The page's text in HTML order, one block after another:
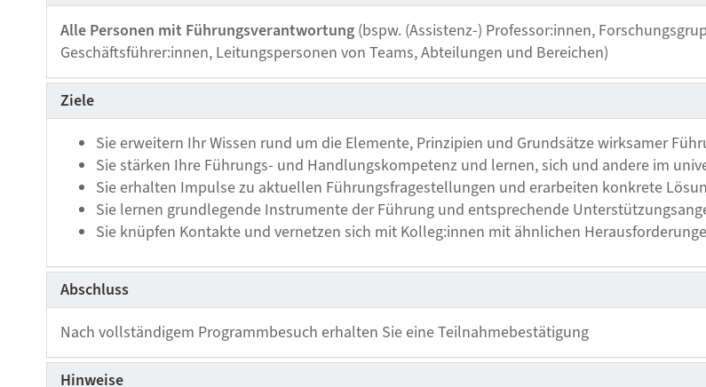
Alle Personen mit Führungsverantwortung (bspw. (Assistenz-) Professor:innen,
Geschäftsführer:innen, Leitungspersonen von Teams, Abteilungen und Bereichen)
Ziele
Sie erweitern Ihr Wissen rund um die Elemente, Prinzipien und Grundsätze wirksamer
Sie stärken Ihre Führungs- und Handlungskompetenz und lernen, sich und andere im
Sie erhalten Impulse zu aktuellen Führungsfragestellungen und erarbeiten konkrete
Sie lernen grundlegende Instrumente der Führung und entsprechende
Sie knüpfen Kontakte und vernetzen sich mit Kolleg:innen mit ähnlichen
Abschluss
Nach vollständigem Programmbesuch erhalten Sie eine Teilnahmebestätigung
Hinweise